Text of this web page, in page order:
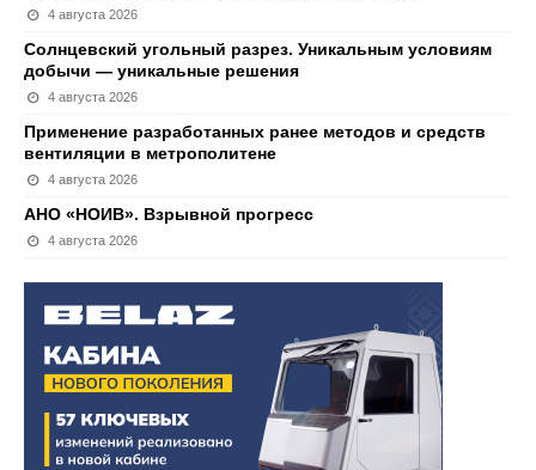
4 августа 2026
Солнцевский угольный разрез. Уникальным условиям
добычи — уникальные решения
4 августа 2026
Применение разработанных ранее методов и средств
вентиляции в метрополитене
4 августа 2026
АНО «НОИВ». Взрывной прогресс
4 августа 2026